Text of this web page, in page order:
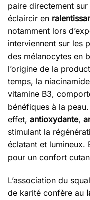
paire directement
éclaircir en
notamment lors
interviennent sur les
des mélanocytes en
l’origine de la
temps, la
vitamine B3,
bénéfiques à la
effet, antioxydante,
stimulant la
éclatant et lumineux.
pour un confort
L’association du
de karité confère au